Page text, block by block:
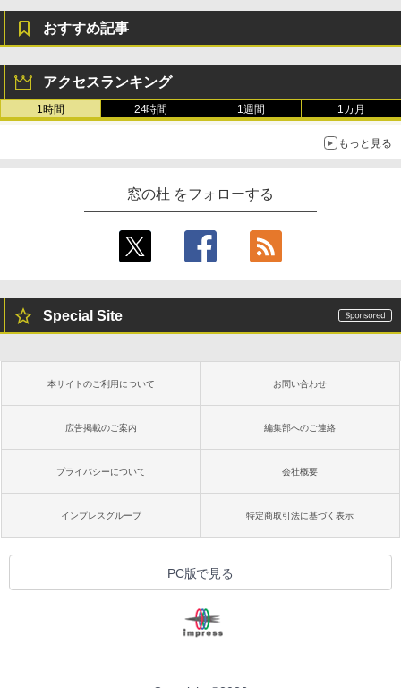
おすすめ記事
アクセスランキング
1時間 24時間 1週間 1カ月
もっと見る
窓の杜 をフォローする
Special Site
本サイトのご利用について お問い合わせ
広告掲載のご案内 編集部へのご連絡
プライバシーについて 会社概要
インプレスグループ 特定商取引法に基づく表示
PC版で見る